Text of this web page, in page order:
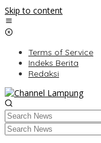
Skip to content
Terms of Service
Indeks Berita
Redaksi